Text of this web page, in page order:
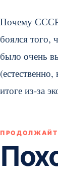
Почему СССР
боялся того,
было очень
итоге из-за